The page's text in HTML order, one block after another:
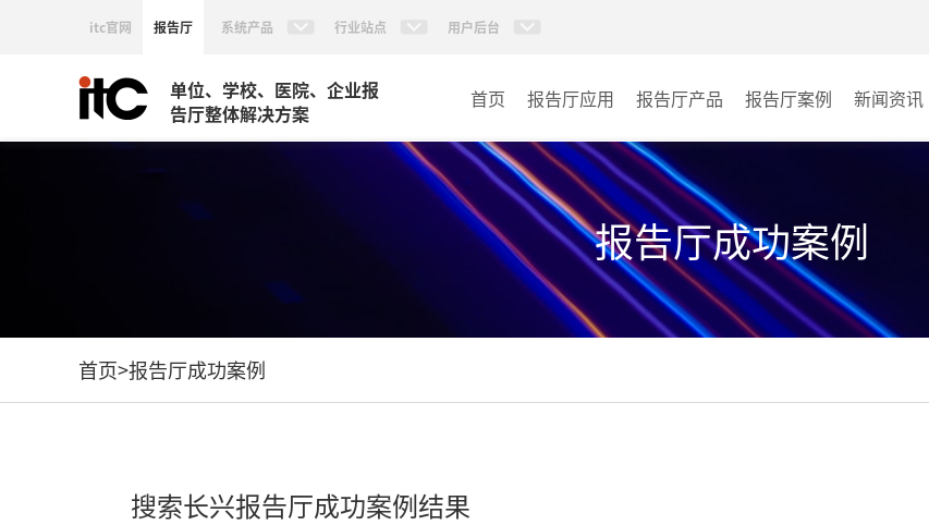
itc官网 报告厅 系统产品 行业站点 用户后台
单位、学校、医院、企业报
告厅整体解决方案
首页 报告厅应用 报告厅产品
AI智慧视频会议系统
AI智慧会议平板
视频会议配件
AI智慧会议平板itchub
报告厅案例
文体场馆
教育
医疗
新闻资讯
报告厅成功案例
首页>报告厅成功案例
搜索长兴报告厅成功案例结果